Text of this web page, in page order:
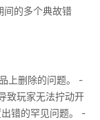
间的多个典故错
上删除的问题。 -
致玩家无法拧动开
错的罕见问题。 -